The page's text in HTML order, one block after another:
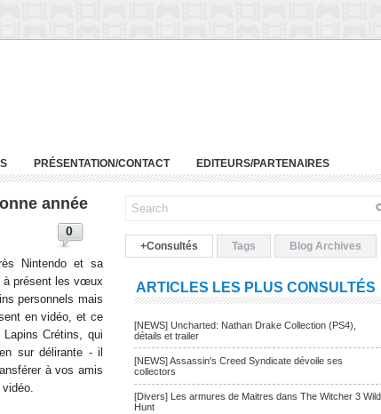
PRÉSENTATION/CONTACT EDITEURS/PARTENAIRES
année
0
Nintendo et sa
à présent les vœux
personnels mais
en vidéo, et ce
Crétins, qui
sur délirante - il
à vos amis
+Consultés Tags Blog Archives
ARTICLES LES PLUS CONSULTÉS
[NEWS] Uncharted: Nathan Drake Collection (PS4),
détails et trailer
[NEWS] Assassin's Creed Syndicate dévoile ses
collectors
[Divers] Les armures de Maitres dans The Witcher 3 Wild
Hunt